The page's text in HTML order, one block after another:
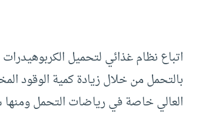
اتباع نظام غذائي لتحميل
بالتحمل من خلال زيادة كمية الوقود
العالي خاصة في رياضات التحمل ومنها